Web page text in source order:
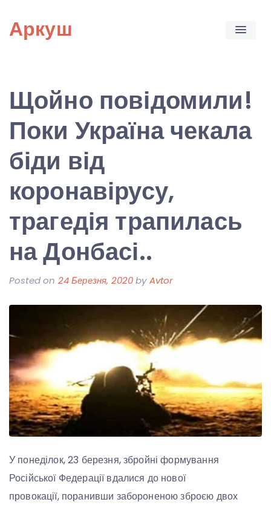
content
Аркуш
Щойно повідомили!
Поки Україна чекала
біди від
коронавірусу,
трагедія трапилась
на Донбасі..
Posted on 24 Березня, 2020byAvtor
У понеділок, 23 березня, збройні формування
Російської Федерації вдалися до нової
провокації, поранивши забороненою зброєю двох